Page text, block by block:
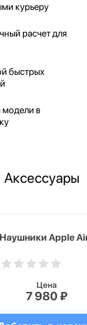
курьеру
расчет для
быстрых
модели в
Аксессуары
Наушники Apple
Цена
7 980 ₽